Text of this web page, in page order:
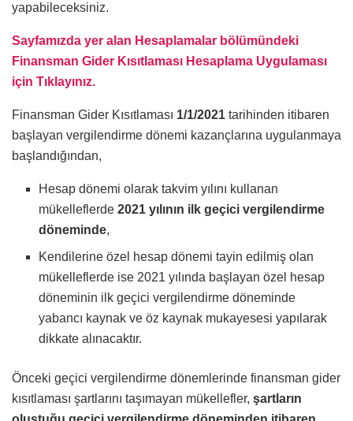
yapabileceksiniz.
Sayfamızda yer alan Hesaplamalar bölümündeki
Finansman Gider Kısıtlaması Hesaplama Uygulaması
için Tıklayınız.
Finansman Gider Kısıtlaması 1/1/2021 tarihinden itibaren
başlayan vergilendirme dönemi kazançlarına uygulanmaya
başlandığından,
Hesap dönemi olarak takvim yılını kullanan
mükelleflerde 2021 yılının ilk geçici vergilendirme
döneminde,
Kendilerine özel hesap dönemi tayin edilmiş olan
mükelleflerde ise 2021 yılında başlayan özel hesap
döneminin ilk geçici vergilendirme döneminde
yabancı kaynak ve öz kaynak mukayesesi yapılarak
dikkate alınacaktır.
Önceki geçici vergilendirme dönemlerinde finansman gider
kısıtlaması şartlarını taşımayan mükellefler, şartların